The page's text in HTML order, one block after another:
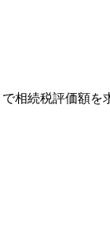
相続税評価額を